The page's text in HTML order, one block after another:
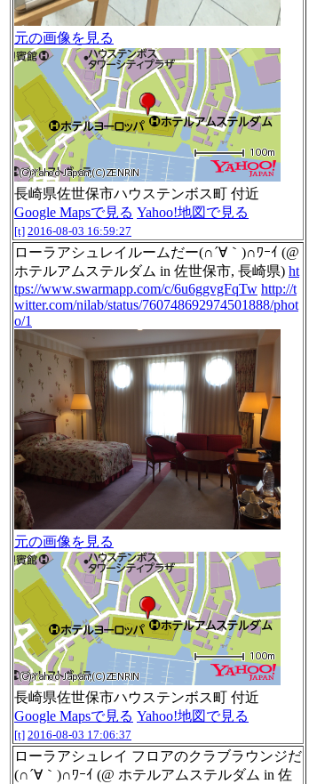
元の画像を見る
長崎県佐世保市ハウステンボス町 付近
Google Mapsで見る Yahoo!地図で見る
[t] 2016-08-03 16:59:27
ローラアシュレイルームだー(∩´∀｀)∩ﾜｰｲ (@
ホテルアムステルダム in 佐世保市, 長崎県) ht
tps://www.swarmapp.com/c/6u6ggvgFqTw http://t
witter.com/nilab/status/760748692974501888/phot
o/1
元の画像を見る
長崎県佐世保市ハウステンボス町 付近
Google Mapsで見る Yahoo!地図で見る
[t] 2016-08-03 17:06:37
ローラアシュレイ フロアのクラブラウンジだ
(∩´∀｀)∩ﾜｰｲ (@ ホテルアムステルダム in 佐